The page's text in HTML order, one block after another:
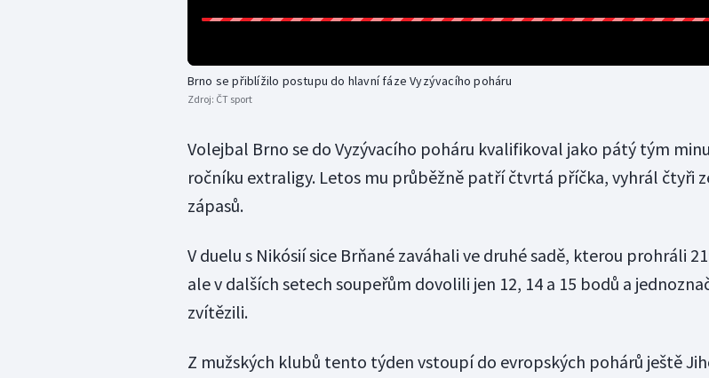
Brno se přiblížilo postupu do hlavní fáze Vyzývacího poháru
Zdroj: ČT sport
Volejbal Brno se do Vyzývacího poháru kvalifikoval jako pátý tým
ročníku extraligy. Letos mu průběžně patří čtvrtá příčka, vyhrál čtyři
zápasů.
V duelu s Nikósií sice Brňané zaváhali ve druhé sadě, kterou prohráli
ale v dalších setech soupeřům dovolili jen 12, 14 a 15 bodů a
zvítězili.
Z mužských klubů tento týden vstoupí do evropských pohárů ještě